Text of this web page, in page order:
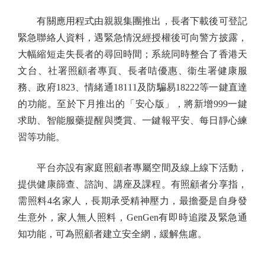
有關應用程式由親親集團推出，長者下載後可登記
緊急聯絡人資料，遇緊急情況經授權後可向警方披露，
大幅縮短走失長者的尋回時間；系統同時整合了香港天
文台、社署照顧者專頁、長者咭優惠、衞生署健康服
務、政府1823、情緒通18111及防騙易18222等一鍵直達
的功能。至於下月推出的「安心版」，將新增999一鍵
求助、智能服藥提醒與獎賞、一鍵報平安、每日靜心練
習等功能。
平台亦設有家庭照顧者專屬空間及線上線下活動，
提供健康篩查、諮詢、講座及課程。有照顧者分享指，
需照料4名家人，長期承受精神壓力，最擔憂是自身發
生意外，家人無人照料，GenGen有即時追蹤及緊急通
知功能，可為照顧者建立安全網，緩解焦慮。